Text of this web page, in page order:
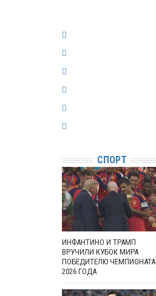
СПОРТ
ИНФАНТИНО И ТРАМП
ВРУЧИЛИ КУБОК МИРА
ПОБЕДИТЕЛЮ ЧЕМПИОНАТА
2026 ГОДА